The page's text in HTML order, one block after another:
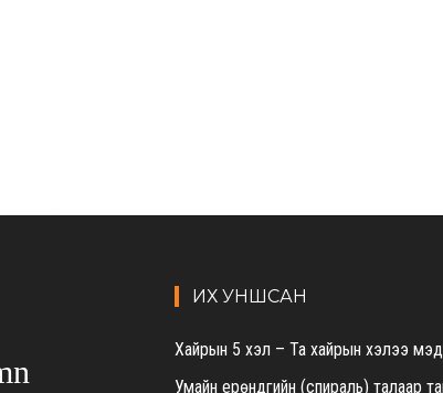
ИХ УНШСАН
Хайрын 5 хэл – Та хайрын хэлээ
Умайн ерөндгийн (спираль) талаар